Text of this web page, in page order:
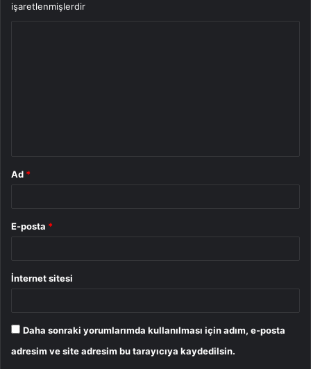
işaretlenmişlerdir
Ad *
E-posta *
İnternet sitesi
Daha sonraki yorumlarımda kullanılması için adım, e-posta
adresim ve site adresim bu tarayıcıya kaydedilsin.